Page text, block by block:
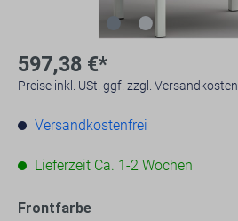
597,38 €*
Preise inkl. USt. ggf. zzgl. Versandkosten
Versandkostenfrei
Lieferzeit Ca. 1-2 Wochen
Frontfarbe